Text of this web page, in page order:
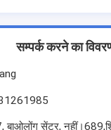
सम्पर्क करने का
बाओलोंग सेंटर,